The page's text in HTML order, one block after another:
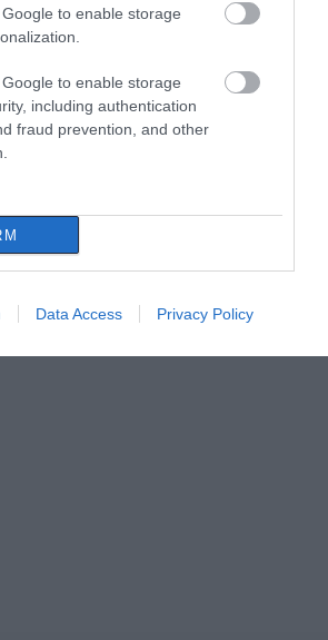
to enable storage
to enable storage
including authentication
fraud prevention, and other
Data Access Privacy Policy
είχε η
για 57χρονο
εκπαιδευτικό
έφυγε από τη
υπέστη καρδιακό
επεισόδιο ενώ
οδηγούσε